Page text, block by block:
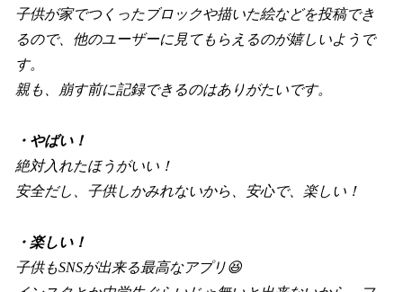
子供が家でつくったブロックや描いた絵などを投稿でき
るので、他のユーザーに見てもらえるのが嬉しいようで
す。
親も、崩す前に記録できるのはありがたいです。
・やばい！
絶対入れたほうがいい！
安全だし、子供しかみれないから、安心で、楽しい！
・楽しい！
子供もSNSが出来る最高なアプリ😆